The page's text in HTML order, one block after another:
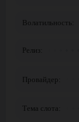
Волатильность:
Релиз:
Провайдер:
Тема слота: